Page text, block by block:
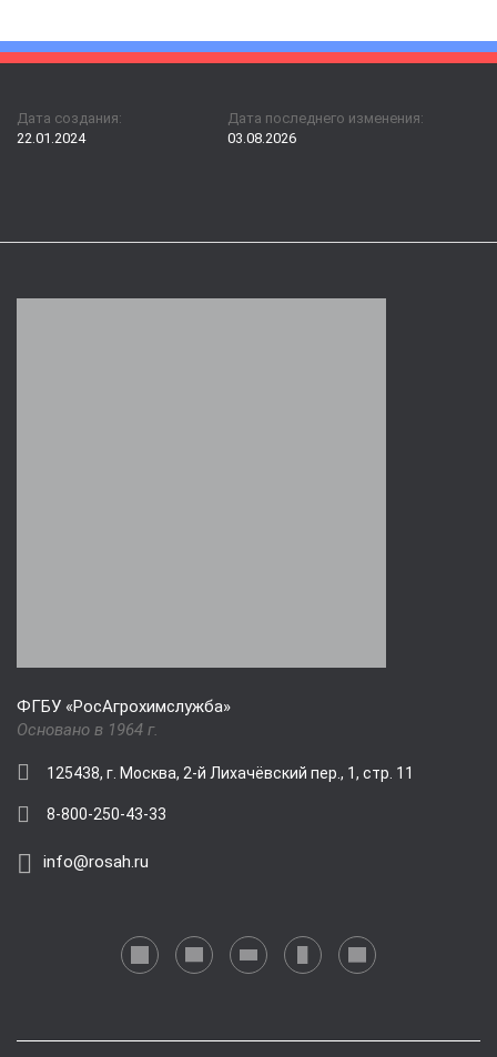
Дата создания:
22.01.2024
Дата последнего изменения:
03.08.2026
ФГБУ «РосАгрохимслужба»
Основано в 1964 г.
125438, г. Москва, 2-й Лихачёвский пер., 1, стр. 11
8-800-250-43-33
info@rosah.ru